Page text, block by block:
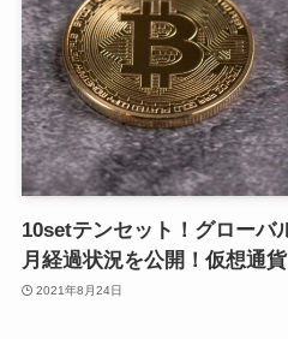
10setテンセット！グローバ
月経過状況を公開！仮想通貨
2021年8月24日